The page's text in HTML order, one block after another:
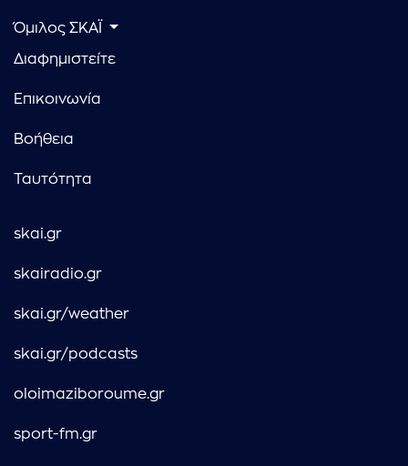
Όμιλος ΣΚΑΪ
Διαφημιστείτε
Επικοινωνία
Βοήθεια
Ταυτότητα
skai.gr
skairadio.gr
skai.gr/weather
skai.gr/podcasts
oloimaziboroume.gr
sport-fm.gr